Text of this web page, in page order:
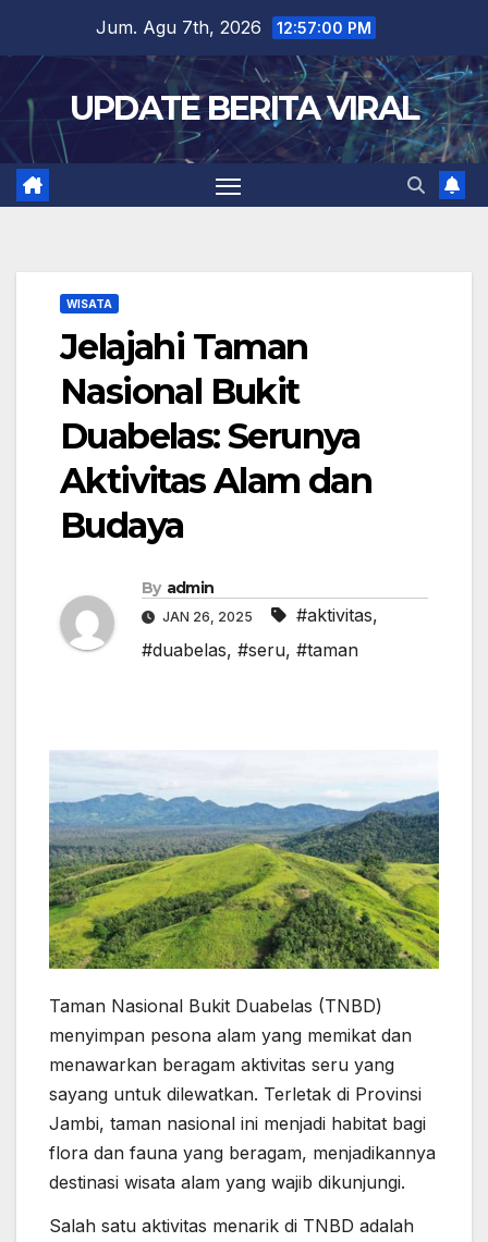
content
Jum. Agu 7th, 2026 12:57:02 PM
UPDATE BERITA VIRAL
WISATA
Jelajahi Taman
Nasional Bukit
Duabelas: Serunya
Aktivitas Alam dan
Budaya
By admin
JAN 26, 2025 #aktivitas,
#duabelas, #seru, #taman
Taman Nasional Bukit Duabelas (TNBD)
menyimpan pesona alam yang memikat dan
menawarkan beragam aktivitas seru yang
sayang untuk dilewatkan. Terletak di Provinsi
Jambi, taman nasional ini menjadi habitat bagi
flora dan fauna yang beragam, menjadikannya
destinasi wisata alam yang wajib dikunjungi.
Salah satu aktivitas menarik di TNBD adalah